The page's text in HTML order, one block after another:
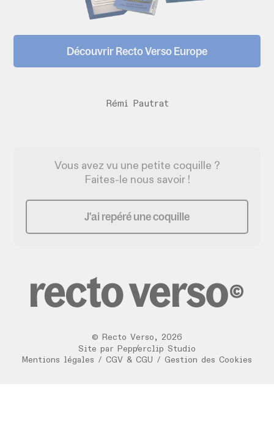
Découvrir Recto Verso Europe
Rémi Pautrat
Vous avez vu une petite coquille ?
Faites-le nous savoir !
J'ai repéré une coquille
© Recto Verso , 2026
/
Site par
Pepperclip Studio
Mentions légales / CGV & CGU / Gestion des Cookies